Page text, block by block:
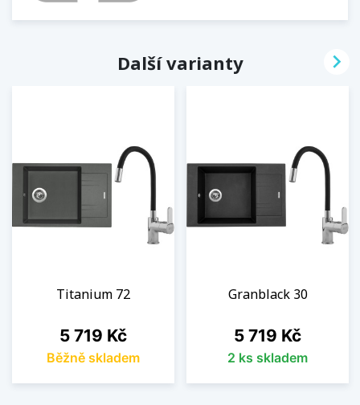
Další varianty
Titanium 72
Cena
5 719 Kč
Běžně skladem
Granblack 30
Cena
5 719 Kč
2 ks skladem
